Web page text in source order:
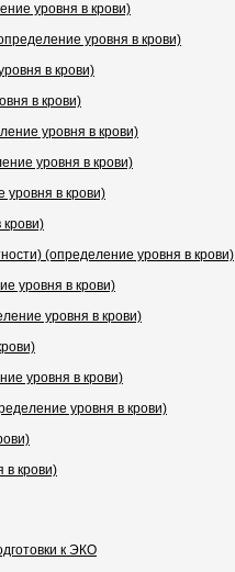
уровня в крови)
уровня в крови)
в крови)
в крови)
уровня в крови)
уровня в крови)
уровня в крови)
(определение уровня в крови)
уровня в крови)
уровня в крови)
уровня в крови)
уровня в крови)
в крови)
к ЭКО